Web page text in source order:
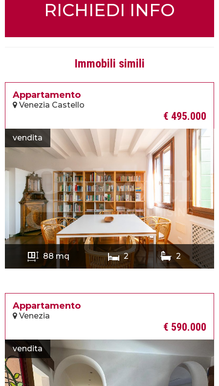
RICHIEDI INFO
Immobili simili
Appartamento
Venezia Castello
€ 495.000
vendita
88 mq 2 2
Appartamento
Venezia
€ 590.000
vendita